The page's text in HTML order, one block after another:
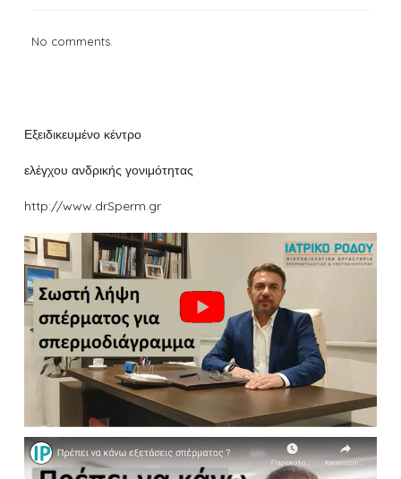
No comments.
Εξειδικευμένο κέντρο
ελέγχου ανδρικής γονιμότητας
http://www.drSperm.gr